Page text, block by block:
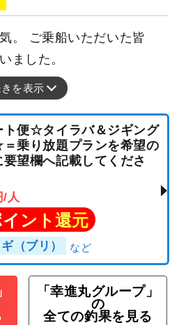
。 ご乗船いただいた皆
ました。
を表示
便☆タイラバ＆ジギング
乗り放題プランを希望の
望欄へ記載してくださ
/人
ント還元
（ブリ）
「幸進丸グループ」
の
全ての釣果を見る